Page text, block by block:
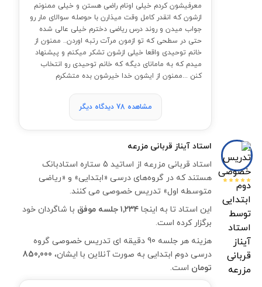
معرفیشون کردم خیلی اونام راضی هستن و خیلی ممنونم
ازشون که انقدر کامل وقت میذارن با حوصله سوالای مار رو
جواب میدن و روند درس ریاضی دخترم خیلی عالی شده
حتی در سطحی که تو ازمون مرآت رتبه اوردن.. ممنون از
خانم توحیدی واقعا خیلی ازشون تشکر میکنم و پیشنهاد
میدم که به مامانای دیگه که خانم توحیدی رو انتخاب
کنن ...ممنون از ایشون خدا خیرشون بده متشکرم
مشاهده 78 دیدگاه دیگر
استاد آیناز قربانی مزرعه
استاد قربانی مزرعه از اساتید 5 ستاره استادبانک
هستند که در گروه‌های درسی «ابتدایی» و «ریاضی
متوسطه اول» تدریس خصوصی می کنند.
این استاد تا به اینجا ۱٬۲۳۴ جلسه موفق
با شاگردان خود
برگزار کرده است.
هزینه هر جلسه 90 دقیقه ای تدریس خصوصی گروه
درسی دوم ابتدایی به صورت آنلاین با ایشان، 850,000
تومان است.